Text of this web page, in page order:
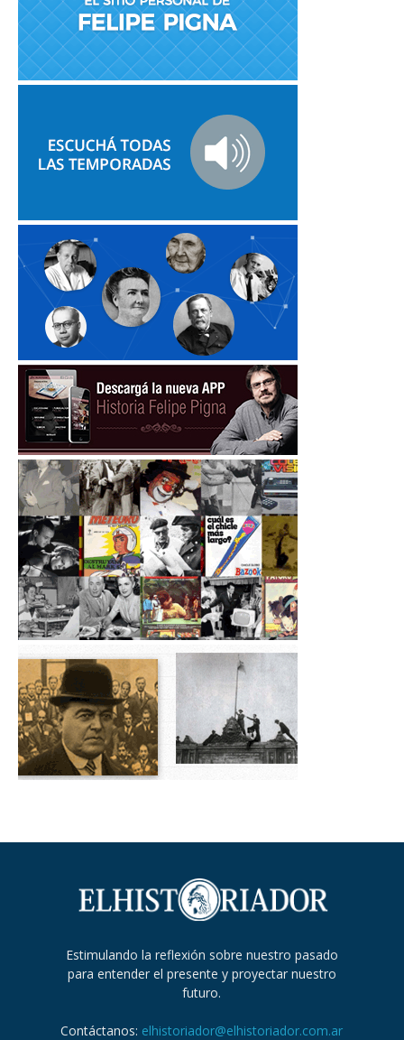
Estimulando la reflexión sobre nuestro pasado
para entender el presente y proyectar nuestro
futuro.
Contáctanos: elhistoriador@elhistoriador.com.ar